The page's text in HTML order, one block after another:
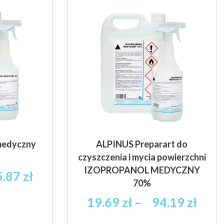
wybrać
wybrać
złZakres
ALPINUS Preparart do
czyszczenia i mycia powierzchni
IZOPROPANOL MEDYCZNY
70%
19.69 zł – 94.19 zł